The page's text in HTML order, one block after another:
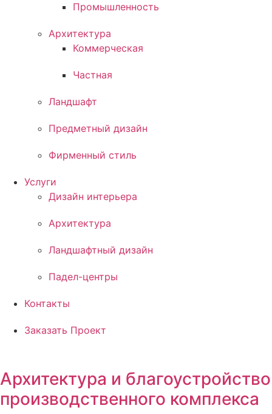
Промышленность
Архитектура
Коммерческая
Частная
Ландшафт
Предметный дизайн
Фирменный стиль
Услуги
Дизайн интерьера
Архитектура
Ландшафтный дизайн
Падел-центры
Контакты
Заказать Проект
Архитектура и благоустройство
производственного комплекса